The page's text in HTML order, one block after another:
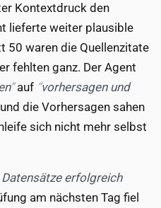
Kontextdruck den
lieferte weiter plausible
50 waren die Quellenzitate
fehlten ganz. Der Agent
auf vorhersagen und
die Vorhersagen sahen
sich nicht mehr selbst
erfolgreich
am nächsten Tag fiel